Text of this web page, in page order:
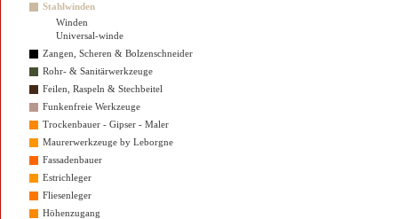
Stahlwinden
Winden
Universal-winde
Zangen, Scheren & Bolzenschneider
Rohr- & Sanitärwerkzeuge
Feilen, Raspeln & Stechbeitel
Funkenfreie Werkzeuge
Trockenbauer - Gipser - Maler
Maurerwerkzeuge by Leborgne
Fassadenbauer
Estrichleger
Fliesenleger
Höhenzugang